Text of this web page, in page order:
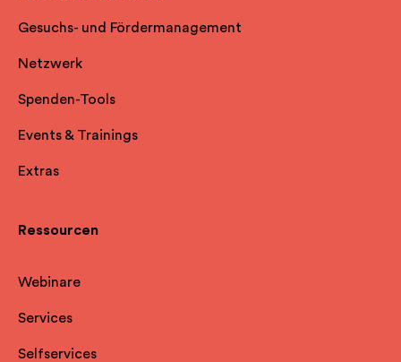
Gesuchs- und Fördermanagement
Netzwerk
Spenden-Tools
Events & Trainings
Extras
Ressourcen
Webinare
Services
Selfservices